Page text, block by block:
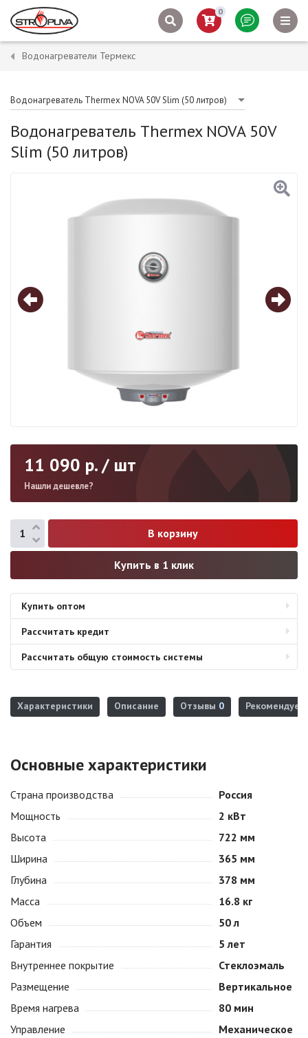
0
Водонагреватели Термекс
Водонагреватель Thermex NOVA 50V Slim (50 литров)
Водонагреватель Thermex NOVA 50V
Slim (50 литров)
11 090 р. / шт
Нашли дешевле?
Купить в 1 клик
Купить оптом
Рассчитать кредит
Рассчитать общую стоимость системы
Характеристики Описание Отзывы 0 Рекомендуем
Основные характеристики
Страна производства
Россия
Мощность
2 кВт
Высота
722 мм
Ширина
365 мм
Глубина
378 мм
Масса
16.8 кг
Объем
50 л
Гарантия
5 лет
Внутреннее покрытие
Стеклоэмаль
Размещение
Вертикальное
Время нагрева
80 мин
Управление
Механическое